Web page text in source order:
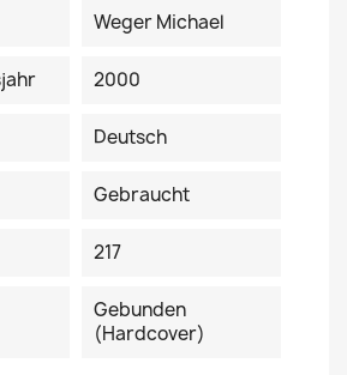
Weger Michael
2000
Deutsch
Gebraucht
217
Gebunden
(Hardcover)